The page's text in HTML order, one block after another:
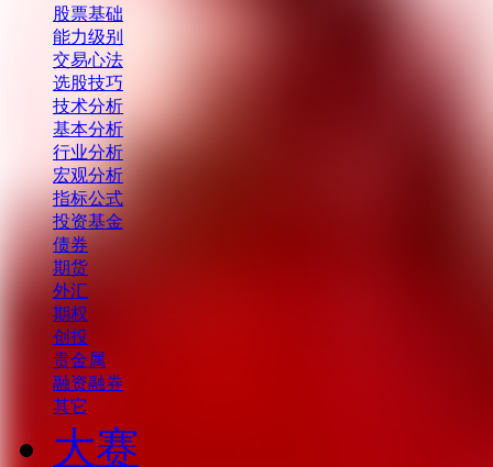
股票基础
能力级别
交易心法
选股技巧
技术分析
基本分析
行业分析
宏观分析
指标公式
投资基金
债券
期货
外汇
期权
创投
贵金属
融资融券
其它
大赛